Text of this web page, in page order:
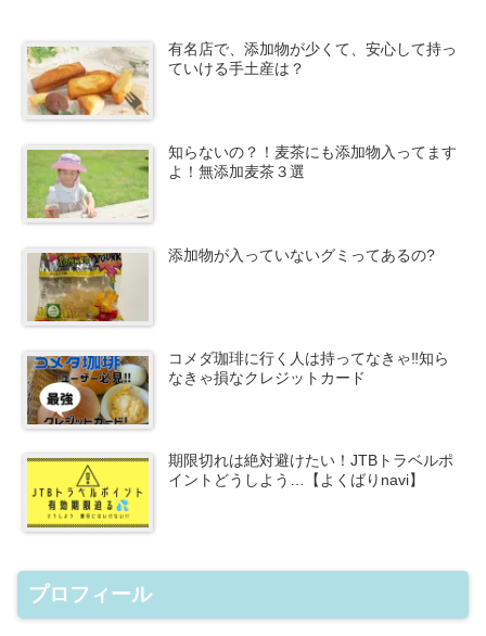
有名店で、添加物が少くて、安心して持っ
ていける手土産は？
知らないの？！麦茶にも添加物入ってます
よ！無添加麦茶３選
添加物が入っていないグミってあるの?
コメダ珈琲に行く人は持ってなきゃ‼知ら
なきゃ損なクレジットカード
期限切れは絶対避けたい！JTBトラベルポ
イントどうしよう…【よくばりnavi】
プロフィール